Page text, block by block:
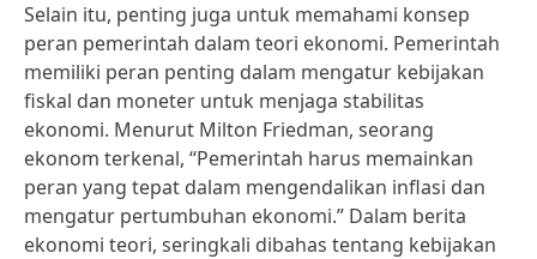
Selain itu, penting juga untuk memahami konsep
peran pemerintah dalam teori ekonomi. Pemerintah
memiliki peran penting dalam mengatur kebijakan
fiskal dan moneter untuk menjaga stabilitas
ekonomi. Menurut Milton Friedman, seorang
ekonom terkenal, “Pemerintah harus memainkan
peran yang tepat dalam mengendalikan inflasi dan
mengatur pertumbuhan ekonomi.” Dalam berita
ekonomi teori, seringkali dibahas tentang kebijakan